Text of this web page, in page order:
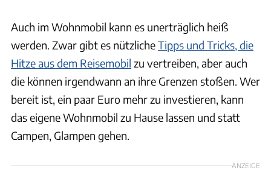
Auch im Wohnmobil kann es unerträglich heiß
werden. Zwar gibt es nützlicheTipps und Tricks, die
Hitze aus dem Reisemobil zu vertreiben, aber auch
die können irgendwann an ihre Grenzen stoßen. Wer
bereit ist, ein paar Euro mehr zu investieren, kann
das eigene Wohnmobil zu Hause lassen und statt
Campen, Glampen gehen.
ANZEIGE